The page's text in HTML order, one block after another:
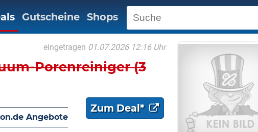
Gutscheine Shops
eingetragen 01.07.2026 12:16 Uhr
Porenreiniger (3
Zum Deal*
Angebote